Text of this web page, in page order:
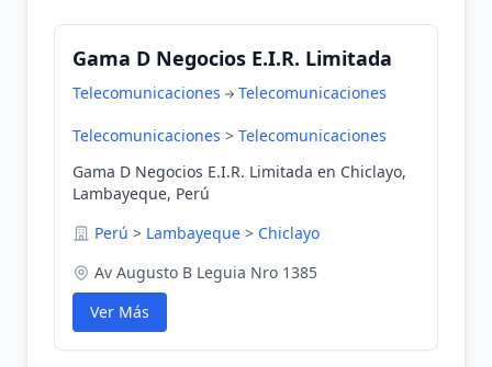
Gama D Negocios E.I.R. Limitada
Telecomunicaciones Telecomunicaciones
Telecomunicaciones > Telecomunicaciones
Gama D Negocios E.I.R. Limitada en Chiclayo,
Lambayeque, Perú
Perú > Lambayeque > Chiclayo
Av Augusto B Leguia Nro 1385
Ver Más